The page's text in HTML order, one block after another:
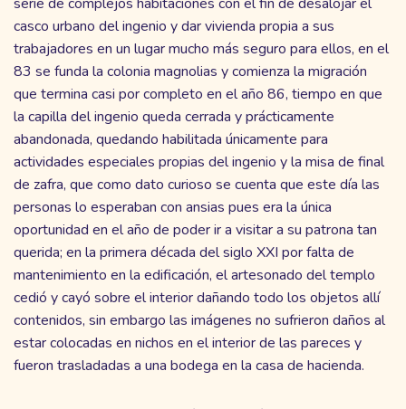
casco urbano del ingenio y dar vivienda propia a sus
trabajadores en un lugar mucho más seguro para ellos, en el
83 se funda la colonia magnolias y comienza la migración
que termina casi por completo en el año 86, tiempo en que
la capilla del ingenio queda cerrada y prácticamente
abandonada, quedando habilitada únicamente para
actividades especiales propias del ingenio y la misa de final
de zafra, que como dato curioso se cuenta que este día las
personas lo esperaban con ansias pues era la única
oportunidad en el año de poder ir a visitar a su patrona tan
querida; en la primera década del siglo XXI por falta de
mantenimiento en la edificación, el artesonado del templo
cedió y cayó sobre el interior dañando todo los objetos allí
contenidos, sin embargo las imágenes no sufrieron daños al
estar colocadas en nichos en el interior de las pareces y
fueron trasladadas a una bodega en la casa de hacienda.